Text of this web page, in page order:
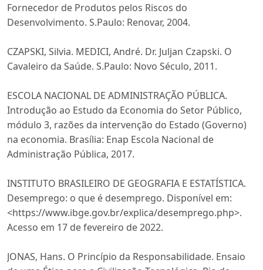
Fornecedor de Produtos pelos Riscos do
Desenvolvimento. S.Paulo: Renovar, 2004.
CZAPSKI, Silvia. MEDICI, André. Dr. Juljan Czapski. O
Cavaleiro da Saúde. S.Paulo: Novo Século, 2011.
ESCOLA NACIONAL DE ADMINISTRAÇÃO PÚBLICA.
Introdução ao Estudo da Economia do Setor Público,
módulo 3, razões da intervenção do Estado (Governo)
na economia. Brasília: Enap Escola Nacional de
Administração Pública, 2017.
INSTITUTO BRASILEIRO DE GEOGRAFIA E ESTATÍSTICA.
Desemprego: o que é desemprego. Disponível em:
<https://www.ibge.gov.br/explica/desemprego.php>.
Acesso em 17 de fevereiro de 2022.
JONAS, Hans. O Princípio da Responsabilidade. Ensaio